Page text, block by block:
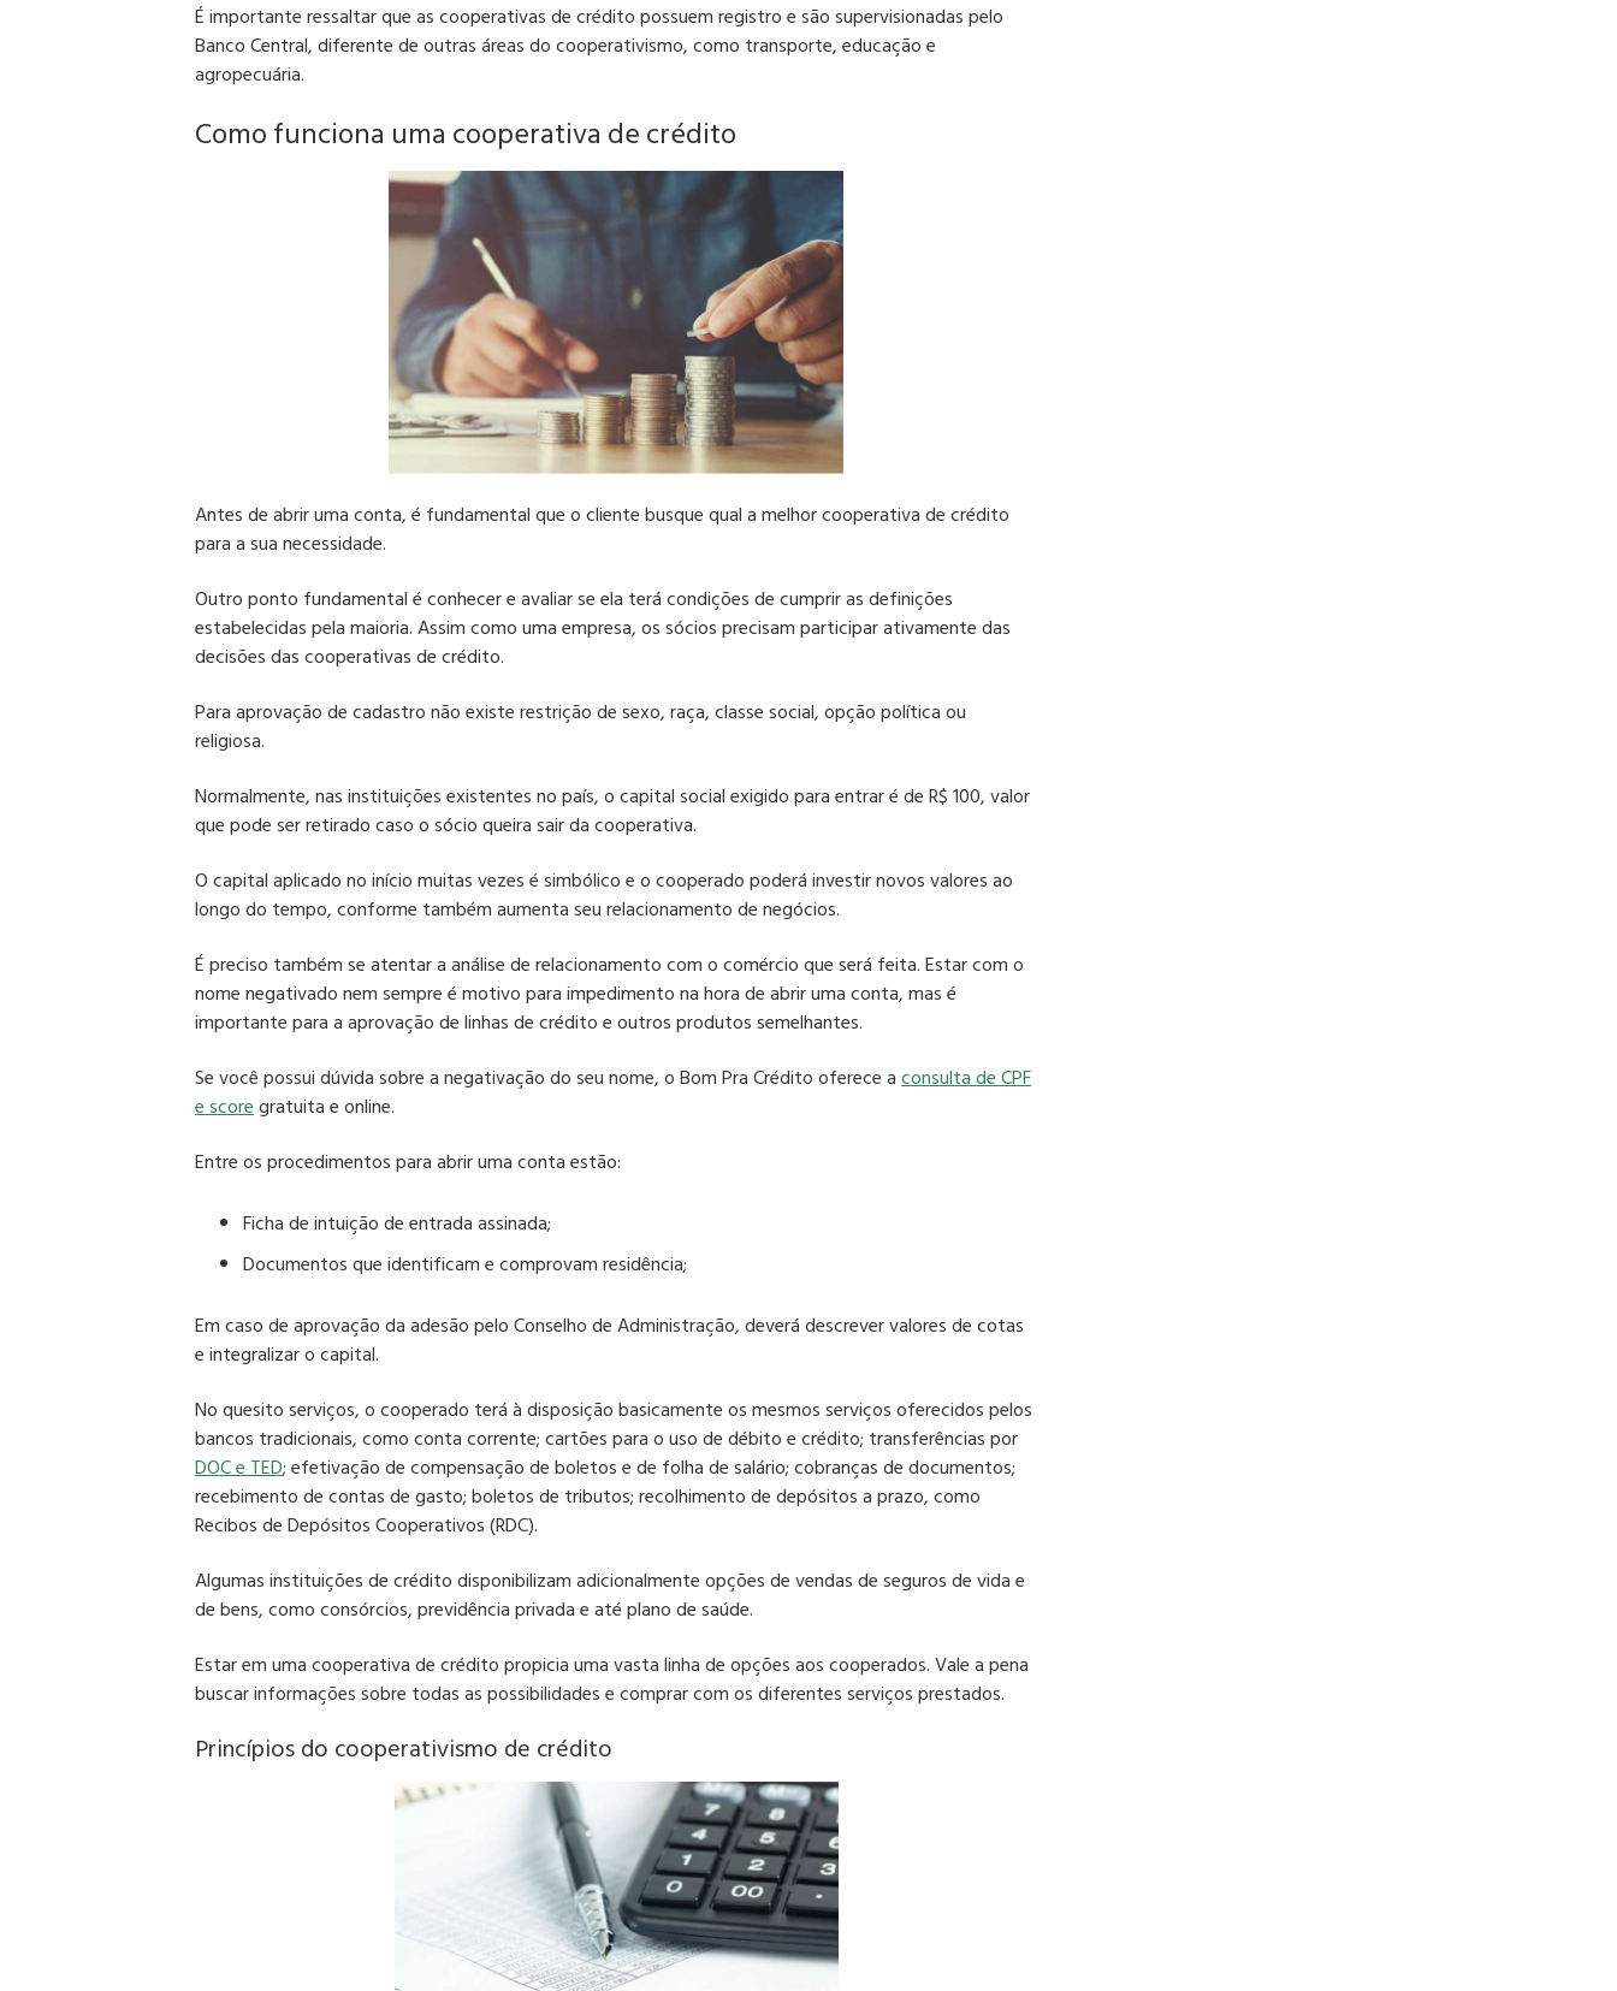
É importante ressaltar que ascooperativas de créditopossuem registro e são supervisionadas pelo
Banco Central, diferente de outras áreas do cooperativismo, como transporte, educação e
agropecuária.
Como funciona uma cooperativa de crédito
Antes de abrir uma conta, é fundamental que o cliente busquequal a melhor cooperativa de crédito
para a sua necessidade.
Outro ponto fundamental é conhecer e avaliar se ela terá condições de cumprir as definições
estabelecidas pela maioria.Assim como uma empresa, os sócios precisam participar ativamente das
decisões das cooperativas de crédito.
Para aprovação de cadastro não existe restrição de sexo, raça, classe social, opção política ou
religiosa.
Normalmente, nas instituições existentes no país, o capital social exigido para entrar é de R$ 100,valor
que pode ser retirado caso o sócio queira sair dacooperativa.
O capital aplicado no início muitas vezes é simbólico e o cooperado poderá investir novos valores ao
longo do tempo, conforme também aumenta seu relacionamento de negócios.
É preciso também se atentar a análise de relacionamento com o comércio que será feita. Estar com o
nome negativado nem sempre é motivo para impedimento na hora de abrir uma conta, masé
importante para a aprovação de linhas de crédito e outros produtos semelhantes.
Se você possui dúvida sobre a negativação do seu nome, o Bom Pra Crédito oferece aconsulta de CPF
e scoregratuita e online.
Entre os procedimentos para abrir uma conta estão:
Ficha de intuição de entrada assinada;
Documentos que identificam ecomprovam residência;
Em caso de aprovação da adesão pelo Conselho de Administração, deverá descrever valores de cotas
e integralizar o capital.
No quesito serviços, o cooperado terá à disposição basicamente osmesmos serviços oferecidos pelos
bancos tradicionais, como conta corrente; cartões para o uso de débito e crédito; transferências por
DOC e TED; efetivação de compensação de boletos e de folha de salário; cobranças de documentos;
recebimento de contas de gasto; boletos de tributos; recolhimento de depósitos a prazo, como
Recibos de Depósitos Cooperativos (RDC).
Algumas instituições de créditodisponibilizam adicionalmente opções de vendas de seguros de vida e
de bens, como consórcios, previdência privada e até plano de saúde.
Estar em umacooperativa de créditopropicia uma vasta linha de opções aos cooperados. Vale a pena
buscar informações sobre todas as possibilidades e comprar com os diferentes serviços prestados.
Princípios do cooperativismo de crédito